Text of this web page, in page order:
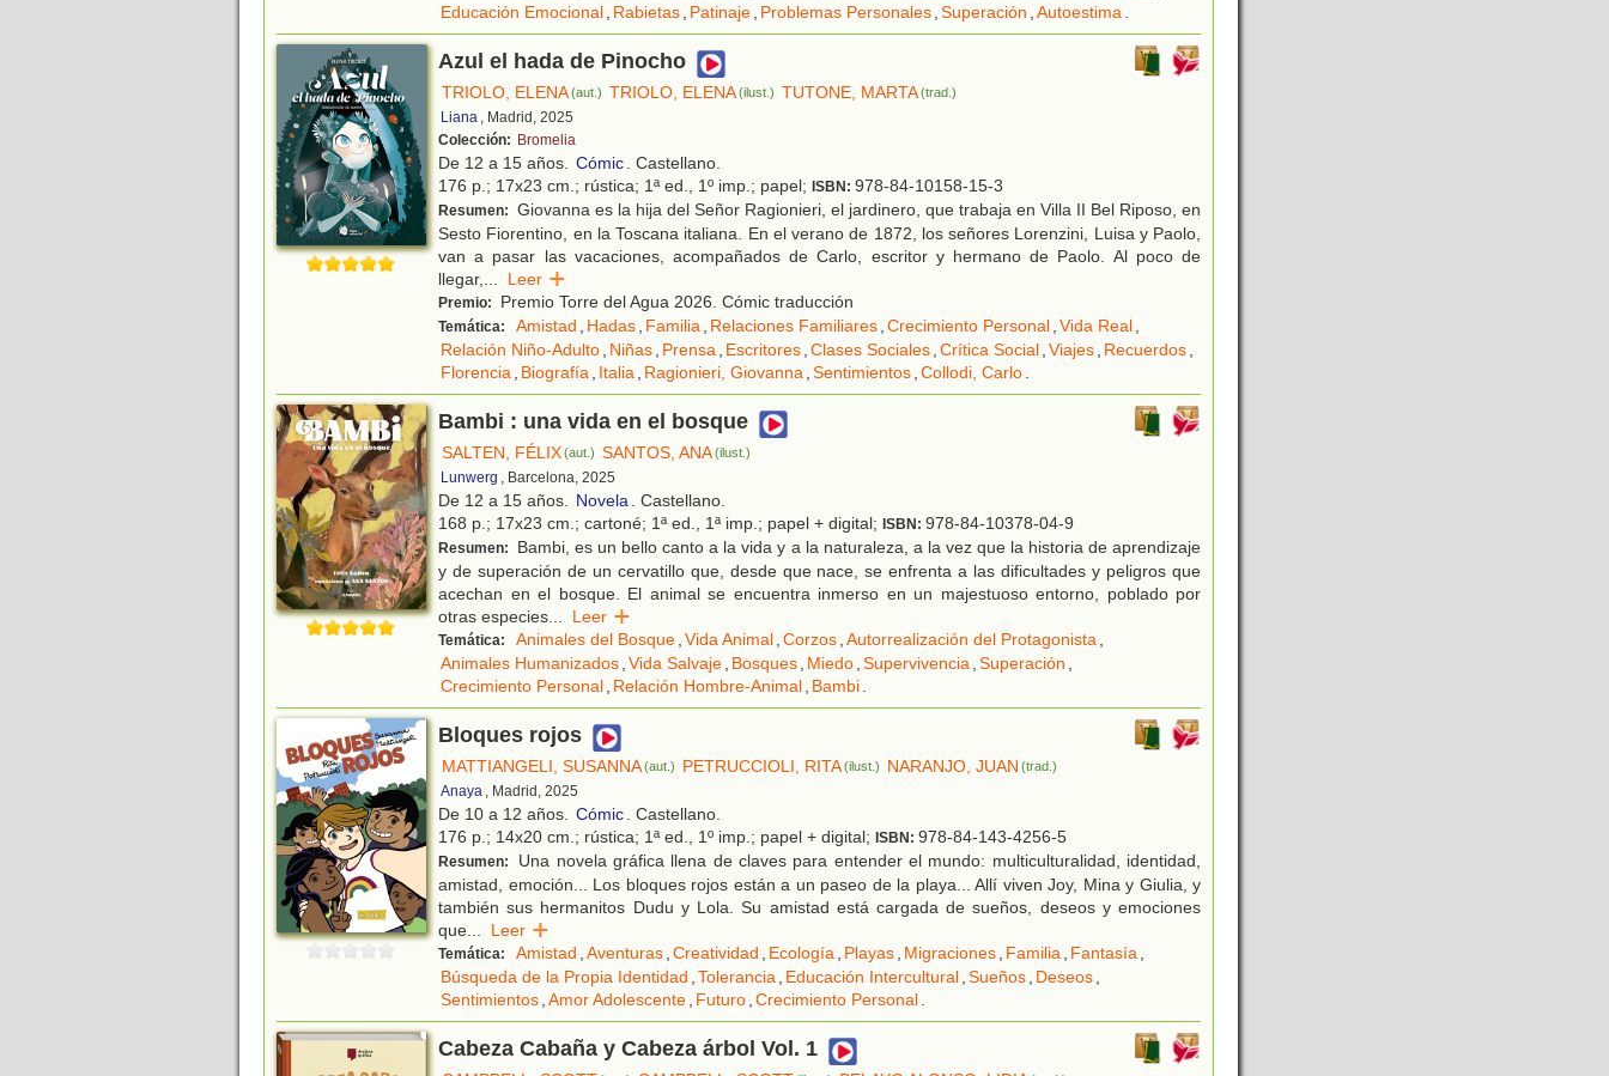
Educación Emocional, Rabietas, Patinaje, Problemas Personales,Superación ,Autoestima.
Azul el hada de Pinocho
TRIOLO, ELENA(aut.) TRIOLO, ELENA(ilust.) TUTONE, MARTA(trad.)
Liana , Madrid, 2025
Colección: Bromelia
De 12 a 15 años. Cómic. Castellano.
176 p.; 17x23 cm.; rústica; 1ª ed., 1º imp.; papel; ISBN: 978-84-10158-15-3
Resumen: Giovanna es la hija del Señor Ragionieri, el jardinero, que trabaja en Villa II Bel Riposo, en
Sesto Fiorentino, en la Toscana italiana. En el verano de 1872, los señores Lorenzini, Luisa y Paolo,
van a pasar las vacaciones, acompañados de Carlo, escritor y hermano de Paolo. Al poco de
llegar,... Leer
Premio: Premio Torre del Agua 2026. Cómic traducción
Temática: Amistad , Hadas, Familia, Relaciones Familiares,Crecimiento Personal,Vida Real,
Relación Niño-Adulto, Niñas, Prensa, Escritores,Clases Sociales,Crítica Social,Viajes, Recuerdos,
Florencia, Biografía, Italia, Ragionieri, Giovanna,Sentimientos,Collodi, Carlo.
Bambi : una vida en el bosque
SALTEN, FÉLIX(aut.) SANTOS, ANA(ilust.)
Lunwerg , Barcelona, 2025
De 12 a 15 años. Novela. Castellano.
168 p.; 17x23 cm.; cartoné; 1ª ed., 1ª imp.; papel + digital; ISBN: 978-84-10378-04-9
Resumen:
Bambi, es un bello canto a la vida y a la naturaleza, a la vez que la historia de aprendizaje
y de superación de un cervatillo que, desde que nace, se enfrenta a las dificultades y peligros que
acechan en el bosque. El animal se encuentra inmerso en un majestuoso entorno, poblado por
otras especies... Leer
Temática: Animales del Bosque,Vida Animal,Corzos,Autorrealización del Protagonista,
Animales Humanizados,Vida Salvaje, Bosques, Miedo,Supervivencia,Superación ,
Crecimiento Personal, Relación Hombre-Animal, Bambi.
Bloques rojos
MATTIANGELI, SUSANNA(aut.) PETRUCCIOLI, RITA(ilust.) NARANJO, JUAN (trad.)
Anaya , Madrid, 2025
De 10 a 12 años. Cómic. Castellano.
176 p.; 14x20 cm.; rústica; 1ª ed., 1º imp.; papel + digital; ISBN: 978-84-143-4256-5
Resumen:
Una novela gráfica llena de claves para entender el mundo: multiculturalidad, identidad,
amistad, emoción... Los bloques rojos están a un paseo de la playa... Allí viven Joy, Mina y Giulia, y
también sus hermanitos Dudu y Lola. Su amistad está cargada de sueños, deseos y emociones
que... Leer
Temática: Amistad ,Aventuras,Creatividad , Ecología, Playas, Migraciones, Familia, Fantasía,
Búsqueda de la Propia Identidad ,Tolerancia, Educación Intercultural,Sueños, Deseos,
Sentimientos,Amor Adolescente, Futuro,Crecimiento Personal.
Cabeza Cabaña y Cabeza árbol Vol. 1